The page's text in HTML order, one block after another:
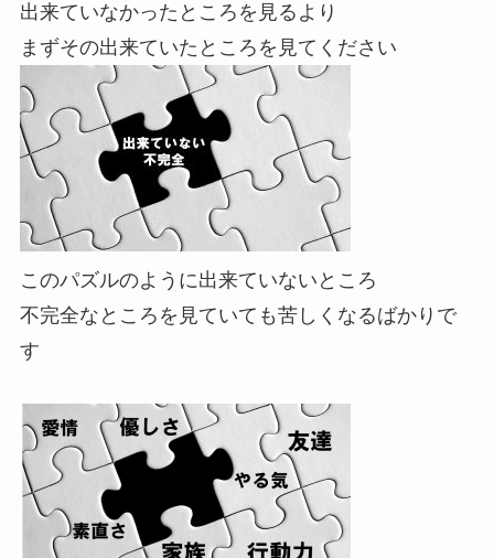
出来ていなかったところを見るより
まずその出来ていたところを見てください
このパズルのように出来ていないところ
不完全なところを見ていても苦しくなるばかりで
す